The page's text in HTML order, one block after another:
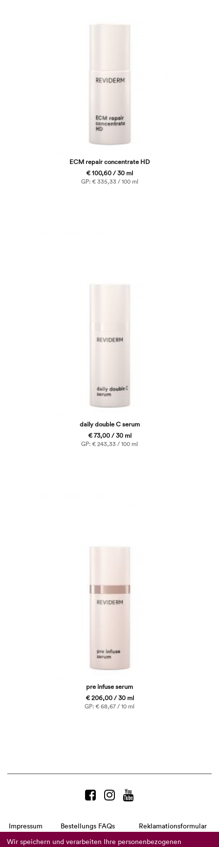
ECM repair concentrate HD
€ 100,60 / 30 ml
GP: € 335,33 / 100 ml
daily double C serum
€ 73,00 / 30 ml
GP: € 243,33 / 100 ml
pre infuse serum
€ 206,00 / 30 ml
GP: € 68,67 / 10 ml
Impressum Bestellungs FAQs
Reklamationsformular
Wir speichern und verarbeiten Ihre personenbezogenen